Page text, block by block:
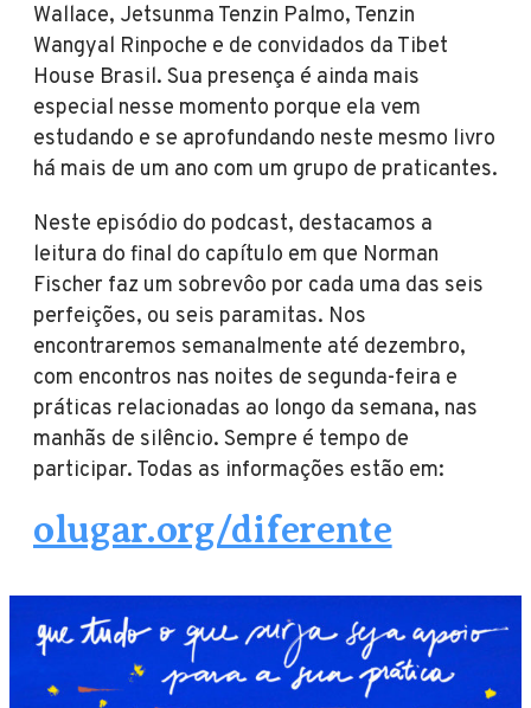
Wallace, Jetsunma Tenzin Palmo, Tenzin
Wangyal Rinpoche e de convidados da Tibet
House Brasil. Sua presença é ainda mais
especial nesse momento porque ela vem
estudando e se aprofundando neste mesmo livro
há mais de um ano com um grupo de praticantes.
Neste episódio do podcast, destacamos a
leitura do final do capítulo em que Norman
Fischer faz um sobrevôo por cada uma das seis
perfeições, ou seis paramitas. Nos
encontraremos semanalmente até dezembro,
com encontros nas noites de segunda-feira e
práticas relacionadas ao longo da semana, nas
manhãs de silêncio. Sempre é tempo de
participar. Todas as informações estão em:
olugar.org/diferente